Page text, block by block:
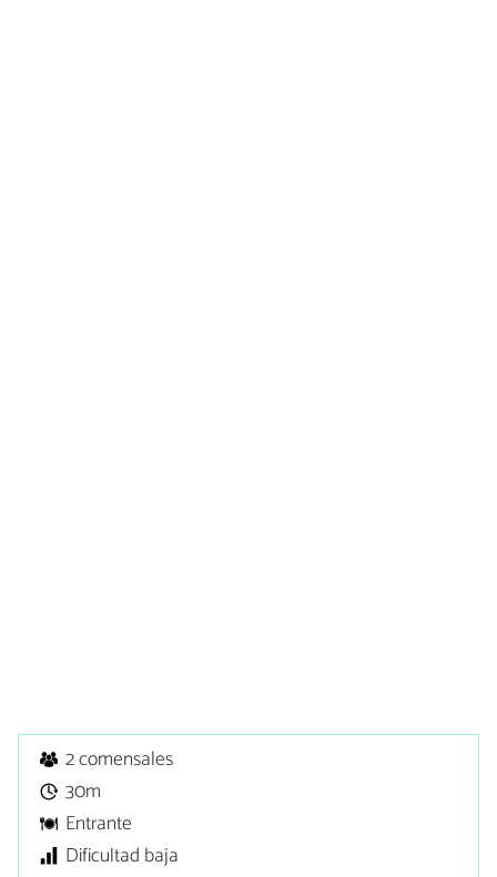
2 comensales
30m
Entrante
Dificultad baja